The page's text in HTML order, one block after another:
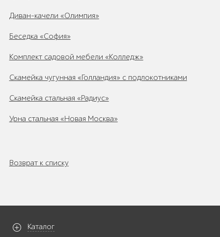
Диван-качели «Олимпия»
Беседка «София»
Комплект садовой мебели «Колледж»
Скамейка чугунная «Голландия» с подлокотниками
Скамейка стальная «Радиус»
Урна стальная «Новая Москва»
Возврат к списку
Каталог